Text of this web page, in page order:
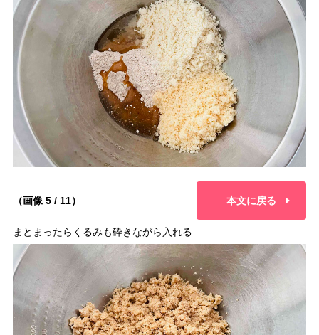
（画像 5 / 11） 本文に戻る
まとまったらくるみも砕きながら入れる